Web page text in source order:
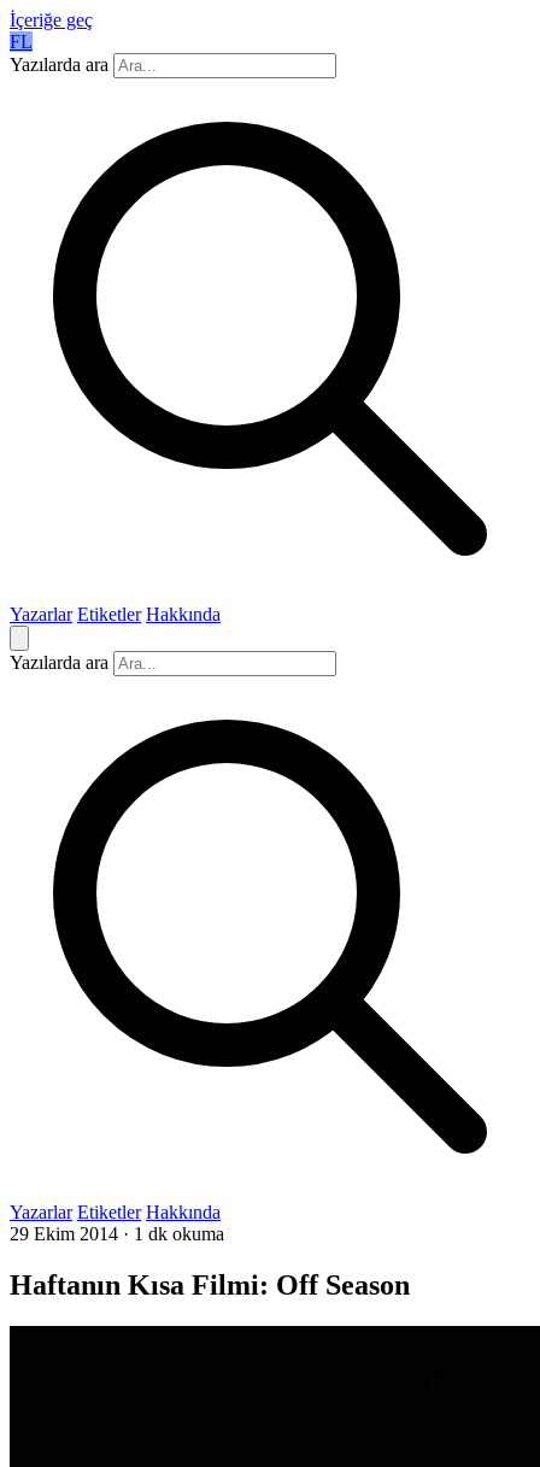
İçeriğe geç
FL
Yazılarda ara
Yazarlar Etiketler Hakkında
Yazılarda ara
Yazarlar Etiketler Hakkında
29 Ekim 2014 · 1 dk okuma
Haftanın Kısa Filmi: Off Season